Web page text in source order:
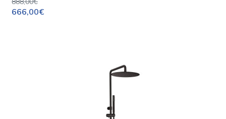
888,00€
666,00€